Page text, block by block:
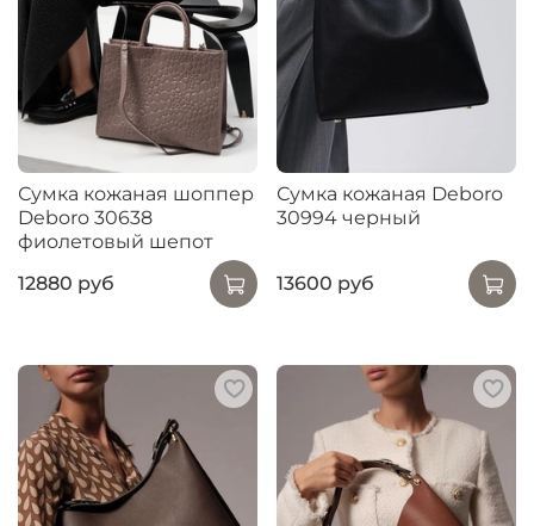
Сумка кожаная шоппер
Deboro 30638
фиолетовый шепот
12880 руб
Сумка кожаная Deboro
30994 черный
13600 руб